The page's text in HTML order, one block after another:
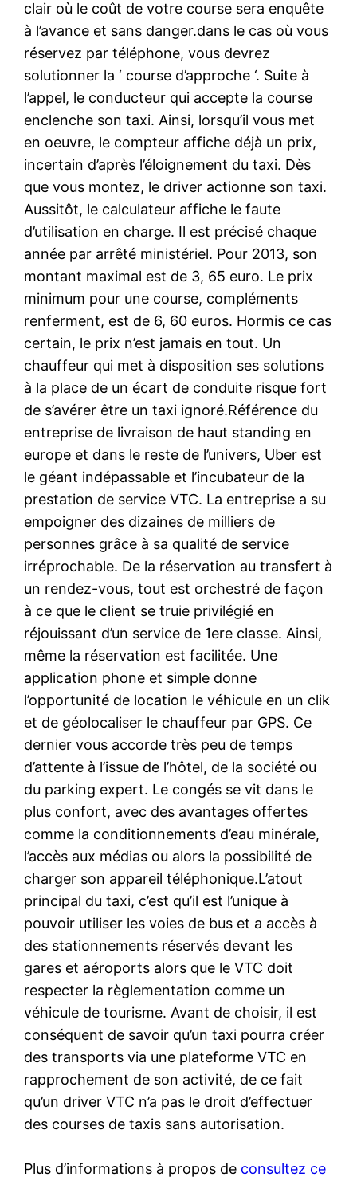
clair où le coût de votre course sera enquête
à l’avance et sans danger.dans le cas où vous
réservez par téléphone, vous devrez
solutionner la ‘ course d’approche ‘. Suite à
l’appel, le conducteur qui accepte la course
enclenche son taxi. Ainsi, lorsqu’il vous met
en oeuvre, le compteur affiche déjà un prix,
incertain d’après l’éloignement du taxi. Dès
que vous montez, le driver actionne son taxi.
Aussitôt, le calculateur affiche le faute
d’utilisation en charge. Il est précisé chaque
année par arrêté ministériel. Pour 2013, son
montant maximal est de 3, 65 euro. Le prix
minimum pour une course, compléments
renferment, est de 6, 60 euros. Hormis ce cas
certain, le prix n’est jamais en tout. Un
chauffeur qui met à disposition ses solutions
à la place de un écart de conduite risque fort
de s’avérer être un taxi ignoré.Référence du
entreprise de livraison de haut standing en
europe et dans le reste de l’univers, Uber est
le géant indépassable et l’incubateur de la
prestation de service VTC. La entreprise a su
empoigner des dizaines de milliers de
personnes grâce à sa qualité de service
irréprochable. De la réservation au transfert à
un rendez-vous, tout est orchestré de façon
à ce que le client se truie privilégié en
réjouissant d’un service de 1ere classe. Ainsi,
même la réservation est facilitée. Une
application phone et simple donne
l’opportunité de location le véhicule en un clik
et de géolocaliser le chauffeur par GPS. Ce
dernier vous accorde très peu de temps
d’attente à l’issue de l’hôtel, de la société ou
du parking expert. Le congés se vit dans le
plus confort, avec des avantages offertes
comme la conditionnements d’eau minérale,
l’accès aux médias ou alors la possibilité de
charger son appareil téléphonique.L’atout
principal du taxi, c’est qu’il est l’unique à
pouvoir utiliser les voies de bus et a accès à
des stationnements réservés devant les
gares et aéroports alors que le VTC doit
respecter la règlementation comme un
véhicule de tourisme. Avant de choisir, il est
conséquent de savoir qu’un taxi pourra créer
des transports via une plateforme VTC en
rapprochement de son activité, de ce fait
qu’un driver VTC n’a pas le droit d’effectuer
des courses de taxis sans autorisation.
Plus d’informations à propos de consultez ce